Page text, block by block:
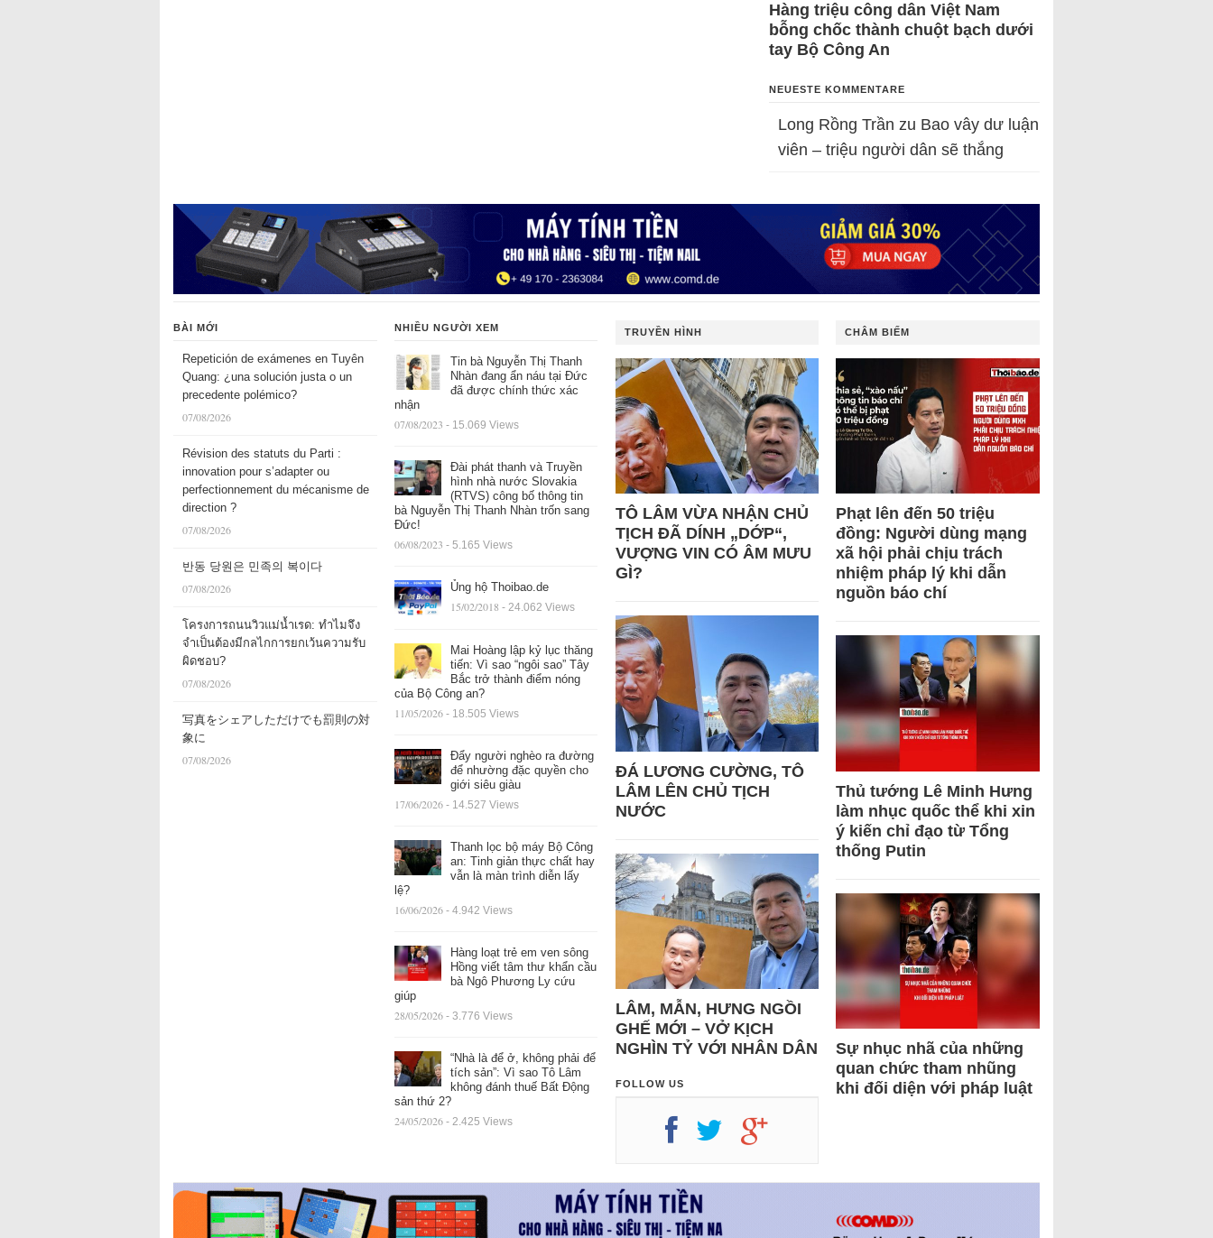
Hàng triệu công dân Việt Nam
bỗng chốc thành chuột bạch dưới
tay Bộ Công An
NEUESTE KOMMENTARE
Long Rồng Trần zu Bao vây dư luận
viên – triệu người dân sẽ thắng
BÀI MỚI
Repetición de exámenes en Tuyên
Quang: ¿una solución justa o un
precedente polémico?
07/08/2026
Révision des statuts du Parti :
innovation pour s’adapter ou
perfectionnement du mécanisme de
direction ?
07/08/2026
반동 당원은 민족의 복이다
07/08/2026
โครงการถนนวิวแม่น้ำเรด: ทำไมจึง
จำเป็นต้องมีกลไกการยกเว้นความรับ
ผิดชอบ?
07/08/2026
写真をシェアしただけでも罰則の対
象に
07/08/2026
NHIỀU NGƯỜI XEM
Tin bà Nguyễn Thị Thanh
Nhàn đang ẩn náu tại Đức
đã được chính thức xác
nhận
07/08/2023 - 15.069 Views
Đài phát thanh và Truyền
hình nhà nước Slovakia
(RTVS) công bố thông tin
bà Nguyễn Thị Thanh Nhàn trốn sang
Đức!
06/08/2023 - 5.165 Views
Ủng hộ Thoibao.de
15/02/2018 - 24.062 Views
Mai Hoàng lập kỷ lục thăng
tiến: Vì sao “ngôi sao” Tây
Bắc trở thành điểm nóng
của Bộ Công an?
11/05/2026 - 18.505 Views
Đẩy người nghèo ra đường
để nhường đặc quyền cho
giới siêu giàu
17/06/2026 - 14.527 Views
Thanh lọc bộ máy Bộ Công
an: Tinh giản thực chất hay
vẫn là màn trình diễn lấy
lệ?
16/06/2026 - 4.942 Views
Hàng loạt trẻ em ven sông
Hồng viết tâm thư khẩn cầu
bà Ngô Phương Ly cứu
giúp
28/05/2026 - 3.776 Views
“Nhà là để ở, không phải để
tích sản”: Vì sao Tô Lâm
không đánh thuế Bất Động
sản thứ 2?
24/05/2026 - 2.425 Views
TRUYỀN HÌNH
TÔ LÂM VỪA NHẬN CHỦ
TỊCH ĐÃ DÍNH „DỚP“,
VƯỢNG VIN CÓ ÂM MƯU
GÌ?
ĐÁ LƯƠNG CƯỜNG, TÔ
LÂM LÊN CHỦ TỊCH
NƯỚC
LÂM, MẪN, HƯNG NGỒI
GHẾ MỚI – VỞ KỊCH
NGHÌN TỶ VỚI NHÂN DÂN
FOLLOW US
CHÂM BIẾM
Phạt lên đến 50 triệu
đồng: Người dùng mạng
xã hội phải chịu trách
nhiệm pháp lý khi dẫn
nguồn báo chí
Thủ tướng Lê Minh Hưng
làm nhục quốc thể khi xin
ý kiến chỉ đạo từ Tổng
thống Putin
Sự nhục nhã của những
quan chức tham nhũng
khi đối diện với pháp luật